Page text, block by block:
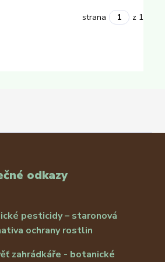
strana z 1
odkazy
pesticidy – staronová
ochrany rostlin
zahrádkáře - botanické